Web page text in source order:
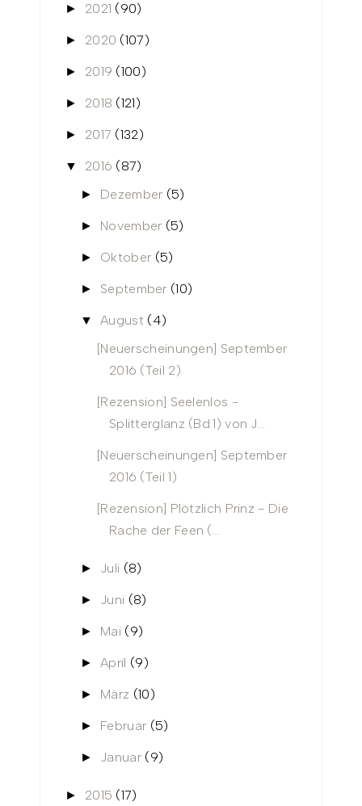
► 2021 (90)
► 2020 (107)
► 2019 (100)
► 2018 (121)
► 2017 (132)
▼ 2016 (87)
► Dezember (5)
► November (5)
► Oktober (5)
► September (10)
▼ August (4)
[Neuerscheinungen] September
2016 (Teil 2)
[Rezension] Seelenlos -
Splitterglanz (Bd.1) von J...
[Neuerscheinungen] September
2016 (Teil 1)
[Rezension] Plötzlich Prinz - Die
Rache der Feen (...
► Juli (8)
► Juni (8)
► Mai (9)
►April (9)
► März (10)
► Februar (5)
► Januar (9)
► 2015 (17)